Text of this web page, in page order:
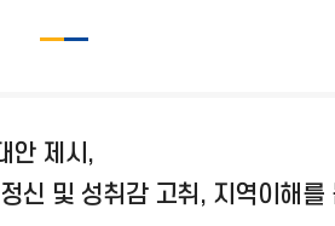
안 제시,
신 및 성취감 고취, 지역이해를